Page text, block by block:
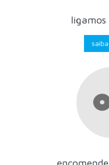
ligamos